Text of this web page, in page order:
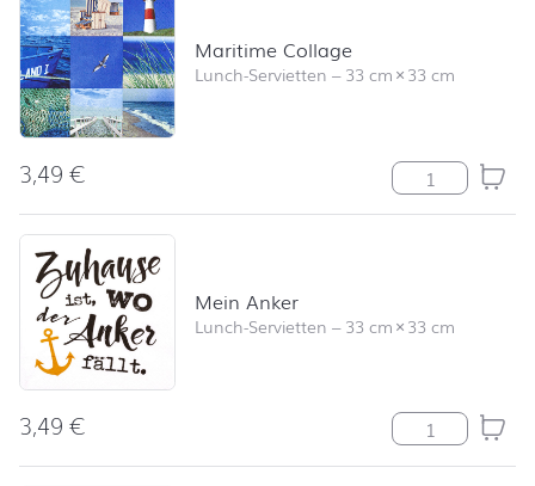
Maritime Collage
Lunch-Servietten –33 cm×33 cm
3,49€ Maritime
Mein Anker
Lunch-Servietten –33 cm×33 cm
3,49€ Mein Anker